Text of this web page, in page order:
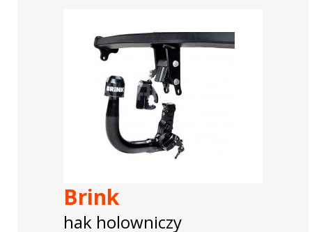
Brink
hak holowniczy